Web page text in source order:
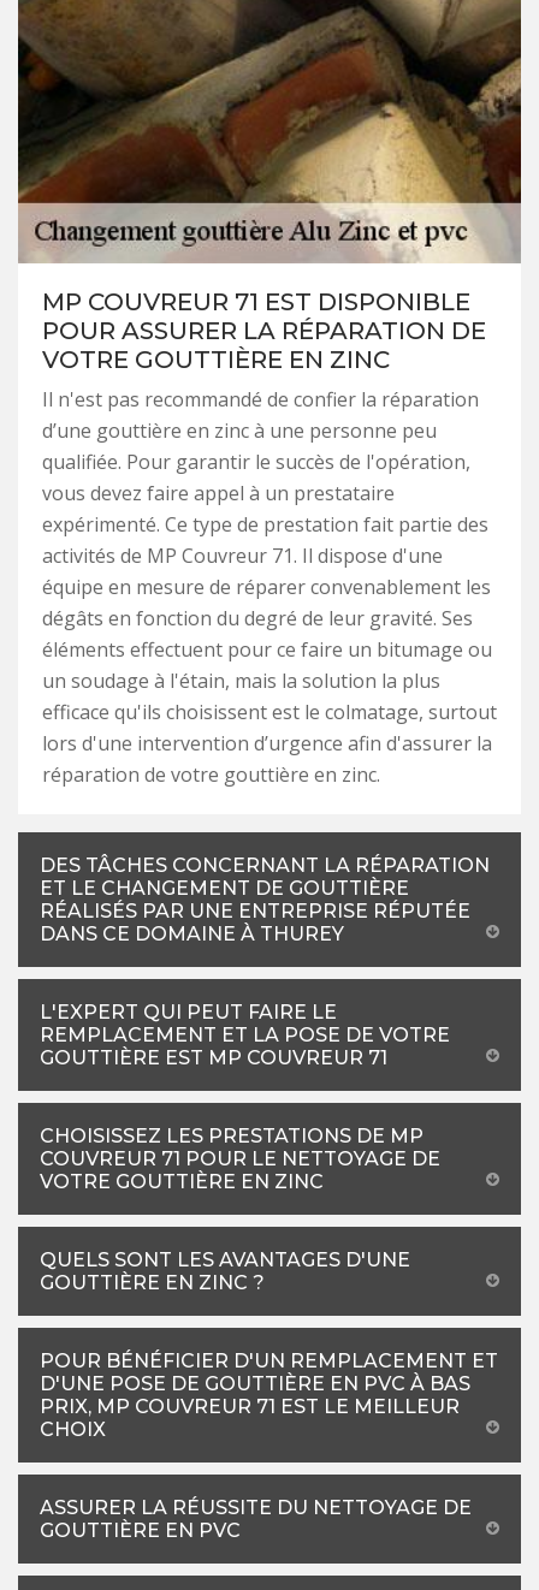
MP COUVREUR 71 EST DISPONIBLE
POUR ASSURER LA RÉPARATION DE
VOTRE GOUTTIÈRE EN ZINC
Il n'est pas recommandé de confier la réparation
d’une gouttière en zinc à une personne peu
qualifiée. Pour garantir le succès de l'opération,
vous devez faire appel à un prestataire
expérimenté. Ce type de prestation fait partie des
activités de MP Couvreur 71. Il dispose d'une
équipe en mesure de réparer convenablement les
dégâts en fonction du degré de leur gravité. Ses
éléments effectuent pour ce faire un bitumage ou
un soudage à l'étain, mais la solution la plus
efficace qu'ils choisissent est le colmatage, surtout
lors d'une intervention d’urgence afin d'assurer la
réparation de votre gouttière en zinc.
DES TÂCHES CONCERNANT LA RÉPARATION
ET LE CHANGEMENT DE GOUTTIÈRE
RÉALISÉS PAR UNE ENTREPRISE RÉPUTÉE
DANS CE DOMAINE À THUREY
L'EXPERT QUI PEUT FAIRE LE
REMPLACEMENT ET LA POSE DE VOTRE
GOUTTIÈRE EST MP COUVREUR 71
CHOISISSEZ LES PRESTATIONS DE MP
COUVREUR 71 POUR LE NETTOYAGE DE
VOTRE GOUTTIÈRE EN ZINC
QUELS SONT LES AVANTAGES D'UNE
GOUTTIÈRE EN ZINC ?
POUR BÉNÉFICIER D'UN REMPLACEMENT ET
D'UNE POSE DE GOUTTIÈRE EN PVC À BAS
PRIX, MP COUVREUR 71 EST LE MEILLEUR
CHOIX
ASSURER LA RÉUSSITE DU NETTOYAGE DE
GOUTTIÈRE EN PVC